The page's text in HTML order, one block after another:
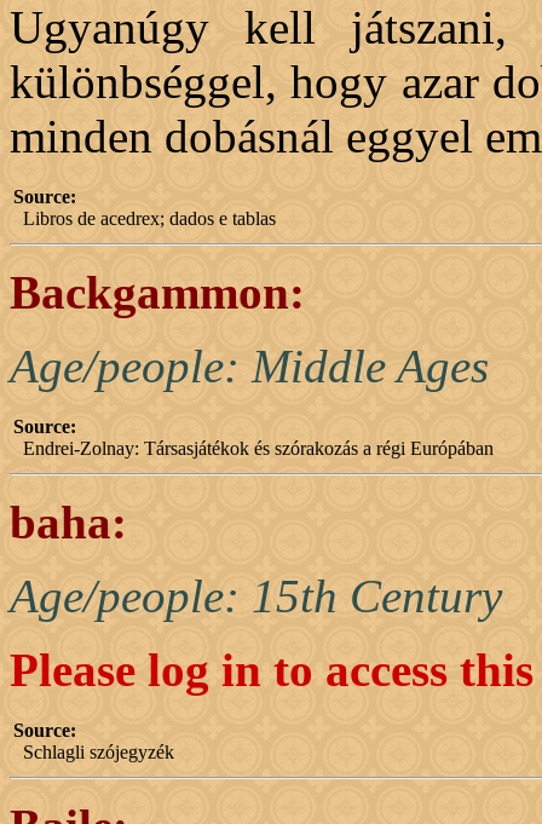
Ugyanúgy kell
különbséggel, hogy azar
minden dobásnál eggyel
Source:
Libros de acedrex; dados e tablas
Backgammon:
Age/people: Middle Ages
Source:
Endrei-Zolnay: Társasjátékok és szórakozás a régi Európában
baha:
Age/people: 15th Century
Please log in to access
Source:
Schlagli szójegyzék